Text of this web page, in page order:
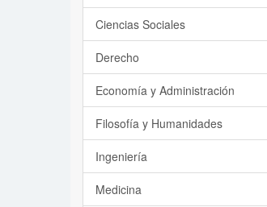
Ciencias Sociales
Derecho
Economía y Administración
Filosofía y Humanidades
Ingeniería
Medicina